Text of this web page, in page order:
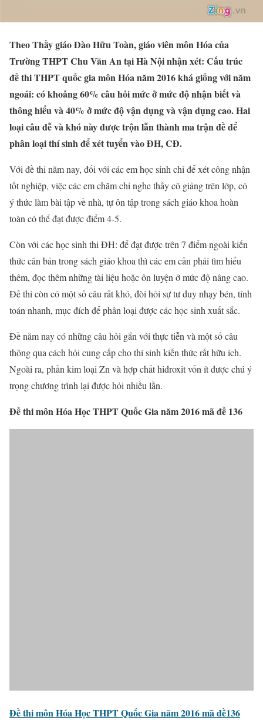
Theo Thầy giáo Đào Hữu Toàn, giáo viên môn Hóa của
Trường THPT Chu Văn An tại Hà Nội nhận xét: Cấu trúc
đề thi THPT quốc gia môn Hóa năm 2016 khá giống với năm
ngoái: có khoảng 60% câu hỏi mức ở mức độ nhận biết và
thông hiểu và 40% ở mức độ vận dụng và vận dụng cao. Hai
loại câu dễ và khó này được trộn lẫn thành ma trận đề để
phân loại thí sinh để xét tuyển vào ĐH, CĐ.
Với đề thi năm nay, đối với các em học sinh chỉ để xét công nhận
tốt nghiệp, việc các em chăm chỉ nghe thầy cô giảng trên lớp, có
ý thức làm bài tập về nhà, tự ôn tập trong sách giáo khoa hoàn
toàn có thể đạt được điểm 4-5.
Còn với các học sinh thi ĐH: để đạt được trên 7 điểm ngoài kiến
thức căn bản trong sách giáo khoa thì các em cần phải tìm hiểu
thêm, đọc thêm những tài liệu hoặc ôn luyện ở mức độ nâng cao.
Đề thi còn có một số câu rất khó, đòi hỏi sự tư duy nhạy bén, tính
toán nhanh, mục đích để phân loại được các học sinh xuất sắc.
Đề năm nay có những câu hỏi gắn với thực tiễn và một số câu
thông qua cách hỏi cung cấp cho thí sinh kiến thức rất hữu ích.
Ngoài ra, phần kim loại Zn và hợp chất hiđroxit vốn ít được chú ý
trọng chương trình lại được hỏi nhiều lần.
Đề thi môn Hóa Học THPT Quốc Gia năm 2016 mã đề 136
Đề thi môn Hóa Học THPT Quốc Gia năm 2016 mã đề136